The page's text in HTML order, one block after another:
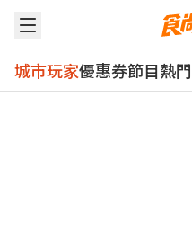
城市玩家優惠券節目熱門